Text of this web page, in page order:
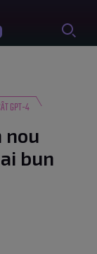
GPT-4
nou
bun